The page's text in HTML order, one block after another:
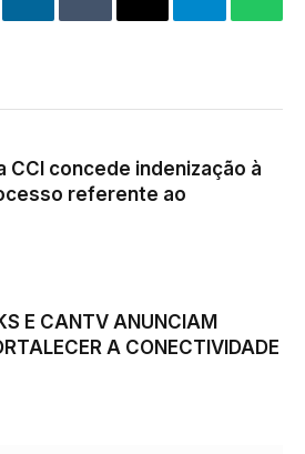
LinkedInTumblrEmail Telegram
CCI concede indenização à
referente ao
E CANTV ANUNCIAM
A CONECTIVIDADE